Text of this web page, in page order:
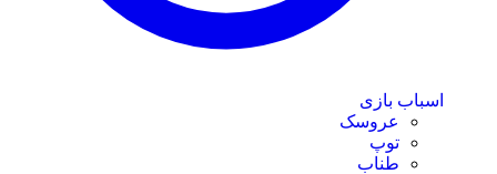
اسباب بازی
عروسک
توپ
طناب